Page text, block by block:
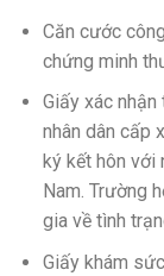
Căn cước
chứng minh
Giấy xác
nhân dân cấp
ký kết hôn với
Nam. Trường
gia về tình
Giấy khám